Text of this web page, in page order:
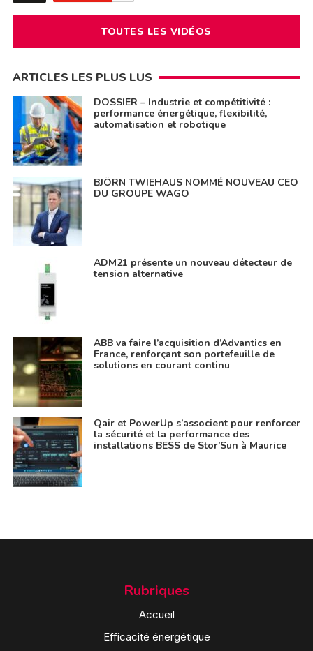
TOUTES LES VIDÉOS
ARTICLES LES PLUS LUS
DOSSIER – Industrie et compétitivité :
performance énergétique, flexibilité,
automatisation et robotique
BJÖRN TWIEHAUS NOMMÉ NOUVEAU CEO
DU GROUPE WAGO
ADM21 présente un nouveau détecteur de
tension alternative
ABB va faire l’acquisition d’Advantics en
France, renforçant son portefeuille de
solutions en courant continu
Qair et PowerUp s’associent pour renforcer
la sécurité et la performance des
installations BESS de Stor’Sun à Maurice
Rubriques
Accueil
Efficacité énergétique